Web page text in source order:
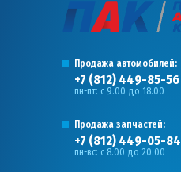
Продажа автомобилей:
+7 (812) 449-85-56
пн-пт: с 9.00 до 18.00
Продажа запчастей:
+7 (812) 449-05-84
пн-вс: с 8.00 до 20.00